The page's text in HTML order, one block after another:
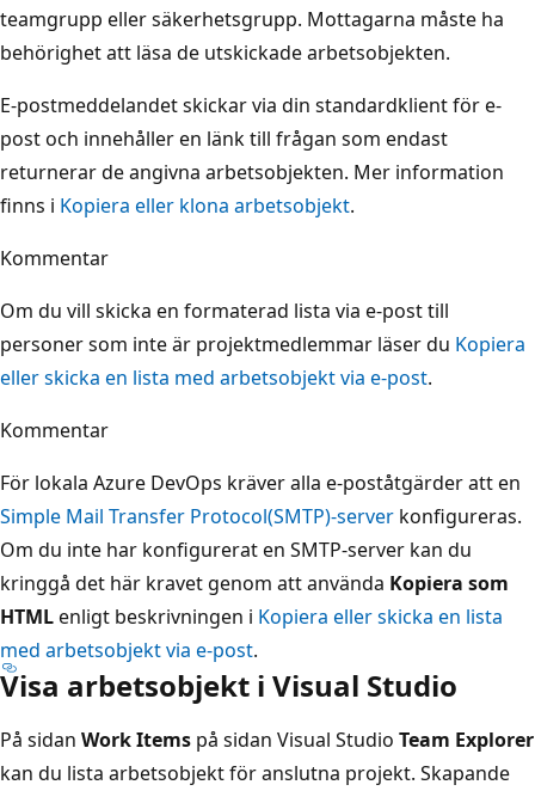
teamgrupp eller säkerhetsgrupp. Mottagarna måste ha
behörighet att läsa de utskickade arbetsobjekten.
E-postmeddelandet skickar via din standardklient för e-
post och innehåller en länk till frågan som endast
returnerar de angivna arbetsobjekten. Mer information
finns i Kopiera eller klona arbetsobjekt.
Kommentar
Om du vill skicka en formaterad lista via e-post till
personer som inte är projektmedlemmar läser du Kopiera
eller skicka en lista med arbetsobjekt via e-post.
Kommentar
För lokala Azure DevOps kräver alla e-poståtgärder att en
Simple Mail Transfer Protocol(SMTP)-server konfigureras.
Om du inte har konfigurerat en SMTP-server kan du
kringgå det här kravet genom att använda Kopiera som
HTMLenligt beskrivningen i Kopiera eller skicka en lista
med arbetsobjekt via e-post.
Visa arbetsobjekt i Visual Studio
På sidan Work Items på sidan Visual Studio Team Explorer
kan du lista arbetsobjekt för anslutna projekt. Skapande